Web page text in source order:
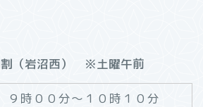
割（岩沼西） ※土曜午前
９時００分～１０時１０分